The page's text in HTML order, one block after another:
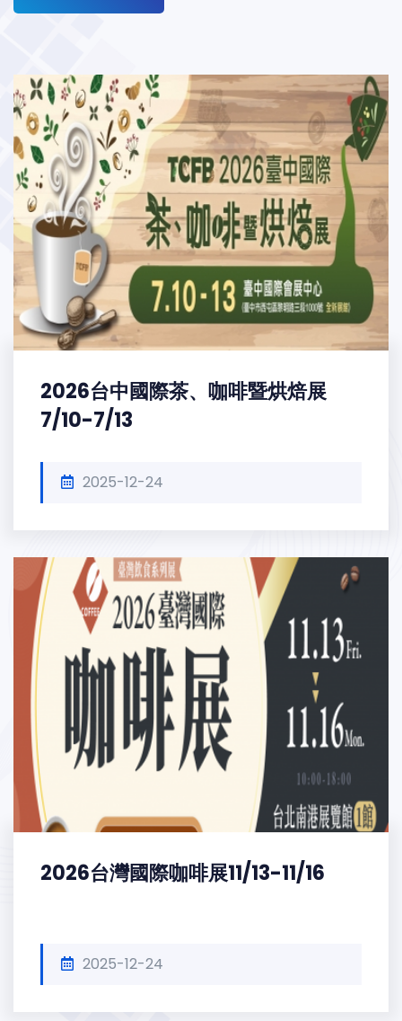
2026台中國際茶、咖啡暨烘焙展
7/10-7/13
2025-12-24
2026台灣國際咖啡展11/13-11/16
2025-12-24